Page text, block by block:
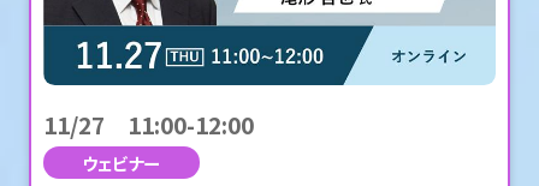
11/27 11:00-12:00
ウェビナー